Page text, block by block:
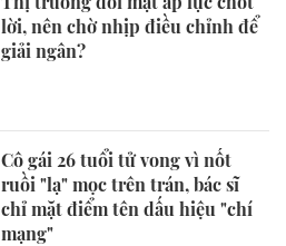
lời, nên chờ nhịp điều chỉnh để
giải ngân?
Cô gái 26 tuổi tử vong vì nốt
ruồi "lạ" mọc trên trán, bác sĩ
chỉ mặt điểm tên dấu hiệu "chí
mạng"